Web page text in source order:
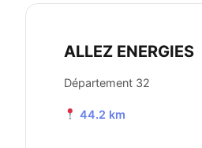
ALLEZ ENERGIES
Département 32
44.2 km